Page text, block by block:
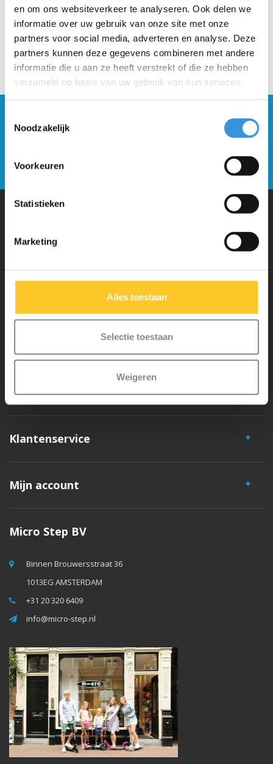
en om ons websiteverkeer te analyseren. Ook delen we
informatie over uw gebruik van onze site met onze
partners voor social media, adverteren en analyse. Deze
partners kunnen deze gegevens combineren met andere
informatie die u aan ze heeft verstrekt of die ze hebben
verzameld op basis van uw gebruik van hun services.
Noodzakelijk
Voorkeuren
Statistieken
Marketing
Alles toestaan
Selectie toestaan
Weigeren
Blijf op de hoogte en schrijf je in voor onze
nieuwsbrief
Verstuur
Micro Mobility is de uitvinder van de compacte vouwstep en de
veiligheid en zeer duurzaam. Elk onderdeel is los te vervangen. Je
hebt jarenlang plezier van een Micro step!
Klantenservice
Mijn account
Micro Step BV
Binnen Brouwersstraat 36
1013EG AMSTERDAM
+31 20 320 6409
info@micro-step.nl